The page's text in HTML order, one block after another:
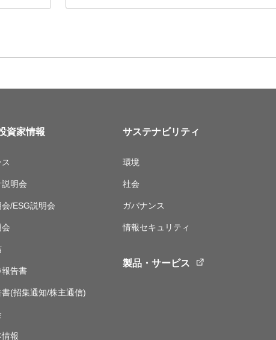
資家情報
明会
/ESG説明会
告書
(招集通知/株主通信)
報
サステナビリティ
環境
社会
ガバナンス
情報セキュリティ
製品・サービス